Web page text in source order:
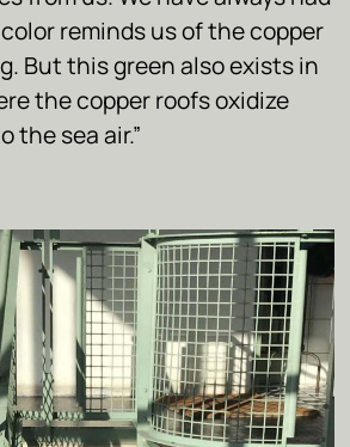
reminds us of the copper
But this green also exists in
the copper roofs oxidize
the sea air.”